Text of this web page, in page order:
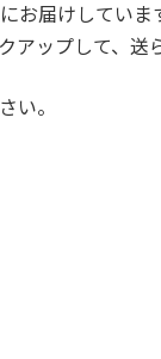
お届けしていま
ップして、送
い。